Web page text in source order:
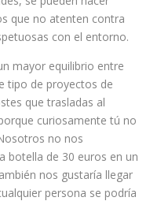
que no atenten contra
con el entorno.
mayor equilibrio entre
tipo de proyectos de
que trasladas al
curiosamente tú no
no nos
botella de 30 euros en un
nos gustaría llegar
persona se podría